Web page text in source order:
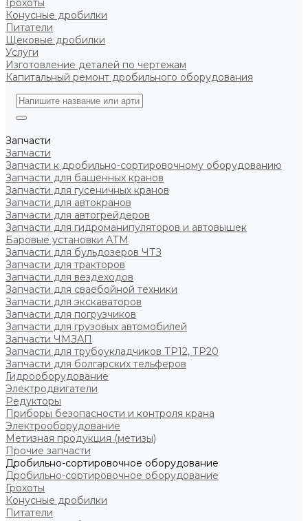
Грохоты
Конусные дробилки
Питатели
Щековые дробилки
Услуги
Изготовление деталей по чертежам
Капитальный ремонт дробильного оборудования
Запчасти
Запчасти
Запчасти к дробильно-сортировочному оборудованию
Запчасти для башенных кранов
Запчасти для гусеничных кранов
Запчасти для автокранов
Запчасти для автогрейдеров
Запчасти для гидроманипуляторов и автовышек
Баровые установки АТМ
Запчасти для бульдозеров ЧТЗ
Запчасти для тракторов
Запчасти для вездеходов
Запчасти для сваебойной техники
Запчасти для экскаваторов
Запчасти для погрузчиков
Запчасти для грузовых автомобилей
Запчасти ЧМЗАП
Запчасти для трубоукладчиков ТР12, ТР20
Запчасти для болгарских тельферов
Гидрооборудование
Электродвигатели
Редукторы
Приборы безопасности и контроля крана
Электрооборудование
Метизная продукция (метизы)
Прочие запчасти
Дробильно-сортировочное оборудование
Дробильно-сортировочное оборудование
Грохоты
Конусные дробилки
Питатели